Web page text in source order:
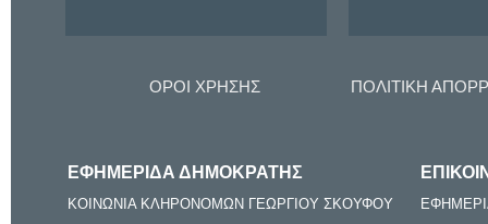
ΟΡΟΙ ΧΡΗΣΗΣ ΠΟΛΙΤΙΚΗ
ΕΦΗΜΕΡΙΔΑ ΔΗΜΟΚΡΑΤΗΣ
ΚΟΙΝΩΝΙΑ ΚΛΗΡΟΝΟΜΩΝ ΓΕΩΡΓΙΟΥ ΣΚΟΥΦΟΥ